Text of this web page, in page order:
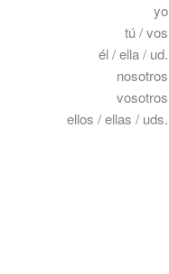
yo
tú / vos
él / ella / ud.
nosotros
vosotros
ellos / ellas / uds.